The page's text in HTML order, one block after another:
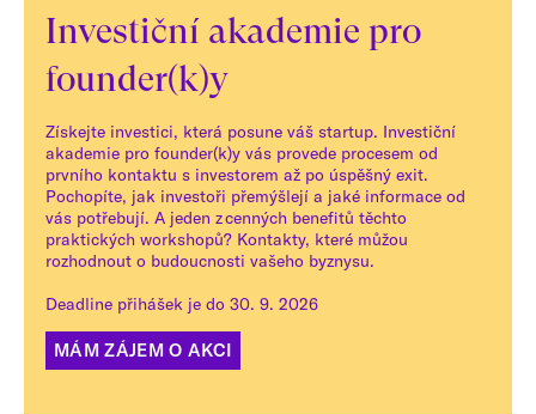
Investiční akademie pro
founder(k)y
Získejte investici, která posune váš startup. Investiční
akademie pro founder(k)y vás provede procesem od
prvního kontaktu s investorem až po úspěšný exit.
Pochopíte, jak investoři přemýšlejí a jaké informace od
vás potřebují. A jeden z cenných benefitů těchto
praktických workshopů? Kontakty, které můžou
rozhodnout o budoucnosti vašeho byznysu.
Deadline přihášek je do 30. 9. 2026
MÁM ZÁJEM O AKCI